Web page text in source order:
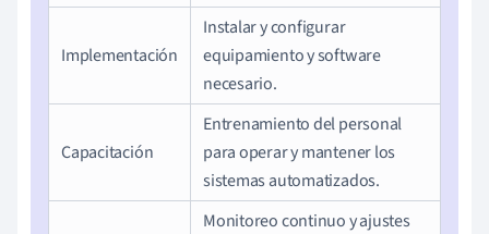
Implementación
Instalar y configurar
equipamiento y software
necesario.
Capacitación
Entrenamiento del personal
para operar y mantener los
sistemas automatizados.
Monitoreo continuo y ajustes